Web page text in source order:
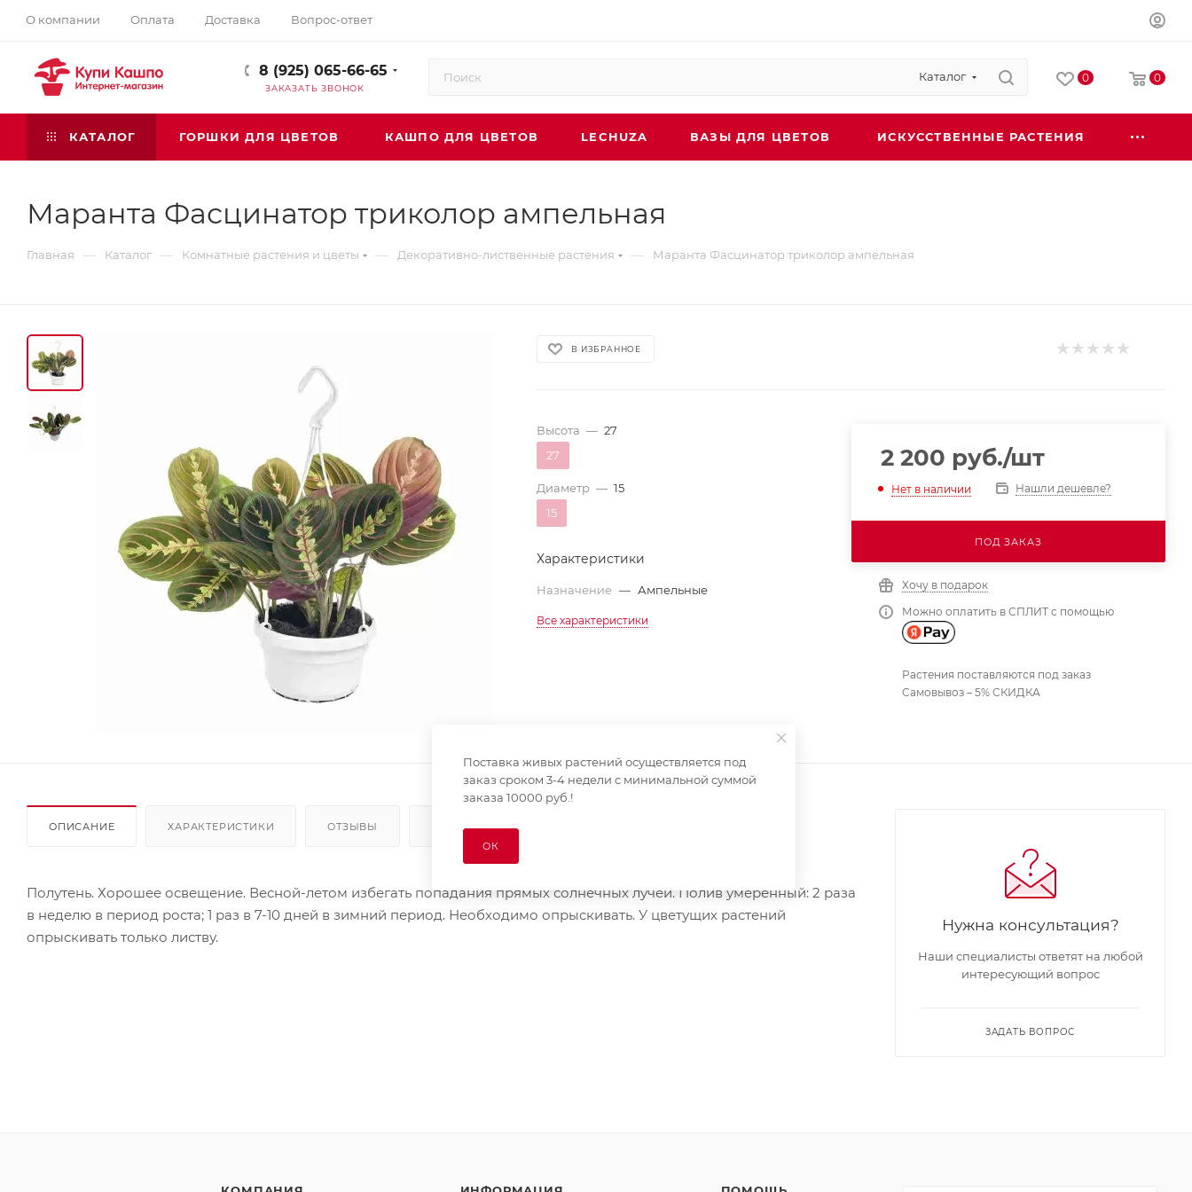
О компании Оплата Доставка Вопрос-ответ
8 (925) 065-66-65
ЗАКАЗАТЬ ЗВОНОК
Каталог 0 0
КАТАЛОГ ГОРШКИ ДЛЯ ЦВЕТОВ КАШПО ДЛЯ ЦВЕТОВ LECHUZA ВАЗЫ ДЛЯ ЦВЕТОВ ИСКУССТВЕННЫЕ РАСТЕНИЯ
Маранта Фасцинатор триколор ампельная
Главная — Каталог — Комнатные растения и цветы — Декоративно-лиственные растения — Маранта Фасцинатор триколор ампельная
В ИЗБРАННОЕ
Высота — 27
27
Диаметр — 15
15
Характеристики
Назначение — Ампельные
Все характеристики
2 200 руб./шт
Нет в наличии Нашли дешевле?
ПОД ЗАКАЗ
Хочу в подарок
Можно оплатить в СПЛИТ с помощью
Растения поставляются под заказ
Самовывоз – 5% СКИДКА
ОПИСАНИЕ ХАРАКТЕРИСТИКИ ОТЗЫВЫ КАК КУПИТЬ
Полутень. Хорошее освещение. Весной-летом избегать попадания прямых солнечных лучей. Полив умеренный: 2 раза
в неделю в период роста; 1 раз в 7-10 дней в зимний период. Необходимо опрыскивать. У цветущих растений
опрыскивать только листву.
Нужна консультация?
Наши специалисты ответят на любой
интересующий вопрос
ЗАДАТЬ ВОПРОС
Поставка живых растений осуществляется под
заказ сроком 3-4 недели с минимальной суммой
заказа 10000 руб.!
ОК